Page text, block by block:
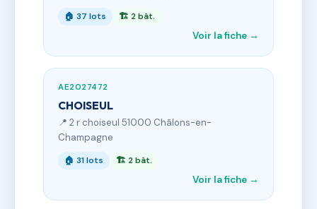
🏠 37 lots 🏗 2 bât.
Voir la fiche →
AE2027472
CHOISEUL
📍 2 r choiseul 51000 Châlons-en-
Champagne
🏠 31 lots 🏗 2 bât.
Voir la fiche →